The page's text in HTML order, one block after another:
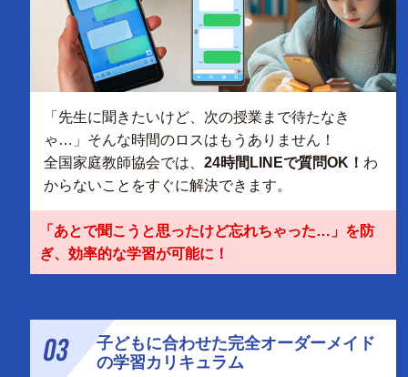
「先生に聞きたいけど、次の授業まで待たなき
ゃ…」そんな時間のロスはもうありません！
全国家庭教師協会では、24時間LINEで質問OK！ わ
からないことをすぐに解決できます。
「あとで聞こうと思ったけど忘れちゃった…」を防
ぎ、効率的な学習が可能に！
03
子どもに合わせた完全オーダーメイド
の学習カリキュラム